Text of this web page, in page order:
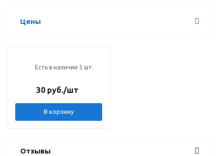
Цены
Есть в наличии 5 шт.
30 руб./шт
В корзину
Отзывы